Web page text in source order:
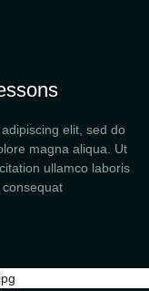
elit, sed do
magna aliqua. Ut
ullamco laboris